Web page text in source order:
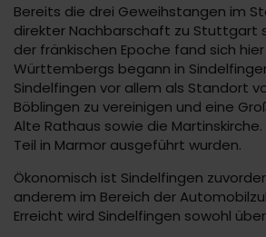
Bereits die drei Geweihstangen im
direkter Nachbarschaft zu Stuttgart
der fränkischen Epoche fand sich
Württembergs begann in
Sindelfingen vor allem als Standort
Böblingen zu vereinigen und eine
Alte Rathaus sowie die
Teil in Marmor ausgeführt wurden.
Ökonomisch ist Sindelfingen
anderem im Bereich der
Erreicht wird Sindelfingen sowohl